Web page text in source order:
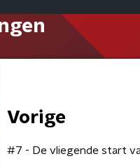
Vorige
#7 - De vliegende start